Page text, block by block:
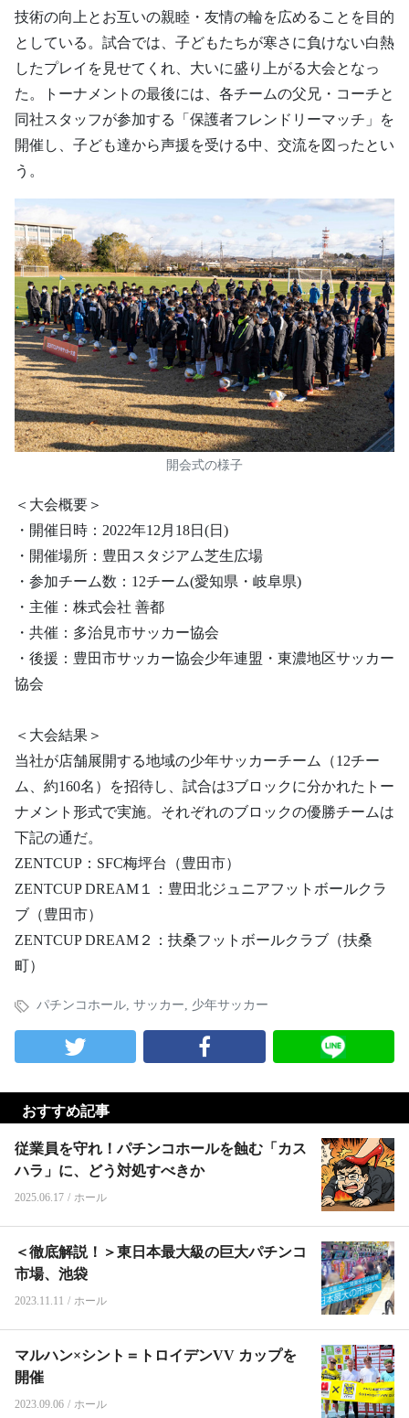
技術の向上とお互いの親睦・友情の輪を広めることを目的
としている。試合では、子どもたちが寒さに負けない白熱
したプレイを見せてくれ、大いに盛り上がる大会となっ
た。トーナメントの最後には、各チームの父兄・コーチと
同社スタッフが参加する「保護者フレンドリーマッチ」を
開催し、子ども達から声援を受ける中、交流を図ったとい
う。
開会式の様子
＜大会概要＞
・開催日時：2022年12月18日(日)
・開催場所：豊田スタジアム芝生広場
・参加チーム数：12チーム(愛知県・岐阜県)
・主催：株式会社 善都
・共催：多治見市サッカー協会
・後援：豊田市サッカー協会少年連盟・東濃地区サッカー
協会
＜大会結果＞
当社が店舗展開する地域の少年サッカーチーム（12チー
ム、約160名）を招待し、試合は3ブロックに分かれたトー
ナメント形式で実施。それぞれのブロックの優勝チームは
下記の通だ。
ZENTCUP：SFC梅坪台（豊田市）
ZENTCUP DREAM１：豊田北ジュニアフットボールクラ
ブ（豊田市）
ZENTCUP DREAM２：扶桑フットボールクラブ（扶桑
町）
パチンコホール, サッカー, 少年サッカー
おすすめ記事
従業員を守れ！パチンコホールを蝕む「カス
ハラ」に、どう対処すべきか
2025.06.17 / ホール
＜徹底解説！＞東日本最大級の巨大パチンコ
市場、池袋
2023.11.11 / ホール
マルハン×シント＝トロイデンVV カップを
開催
2023.09.06 / ホール